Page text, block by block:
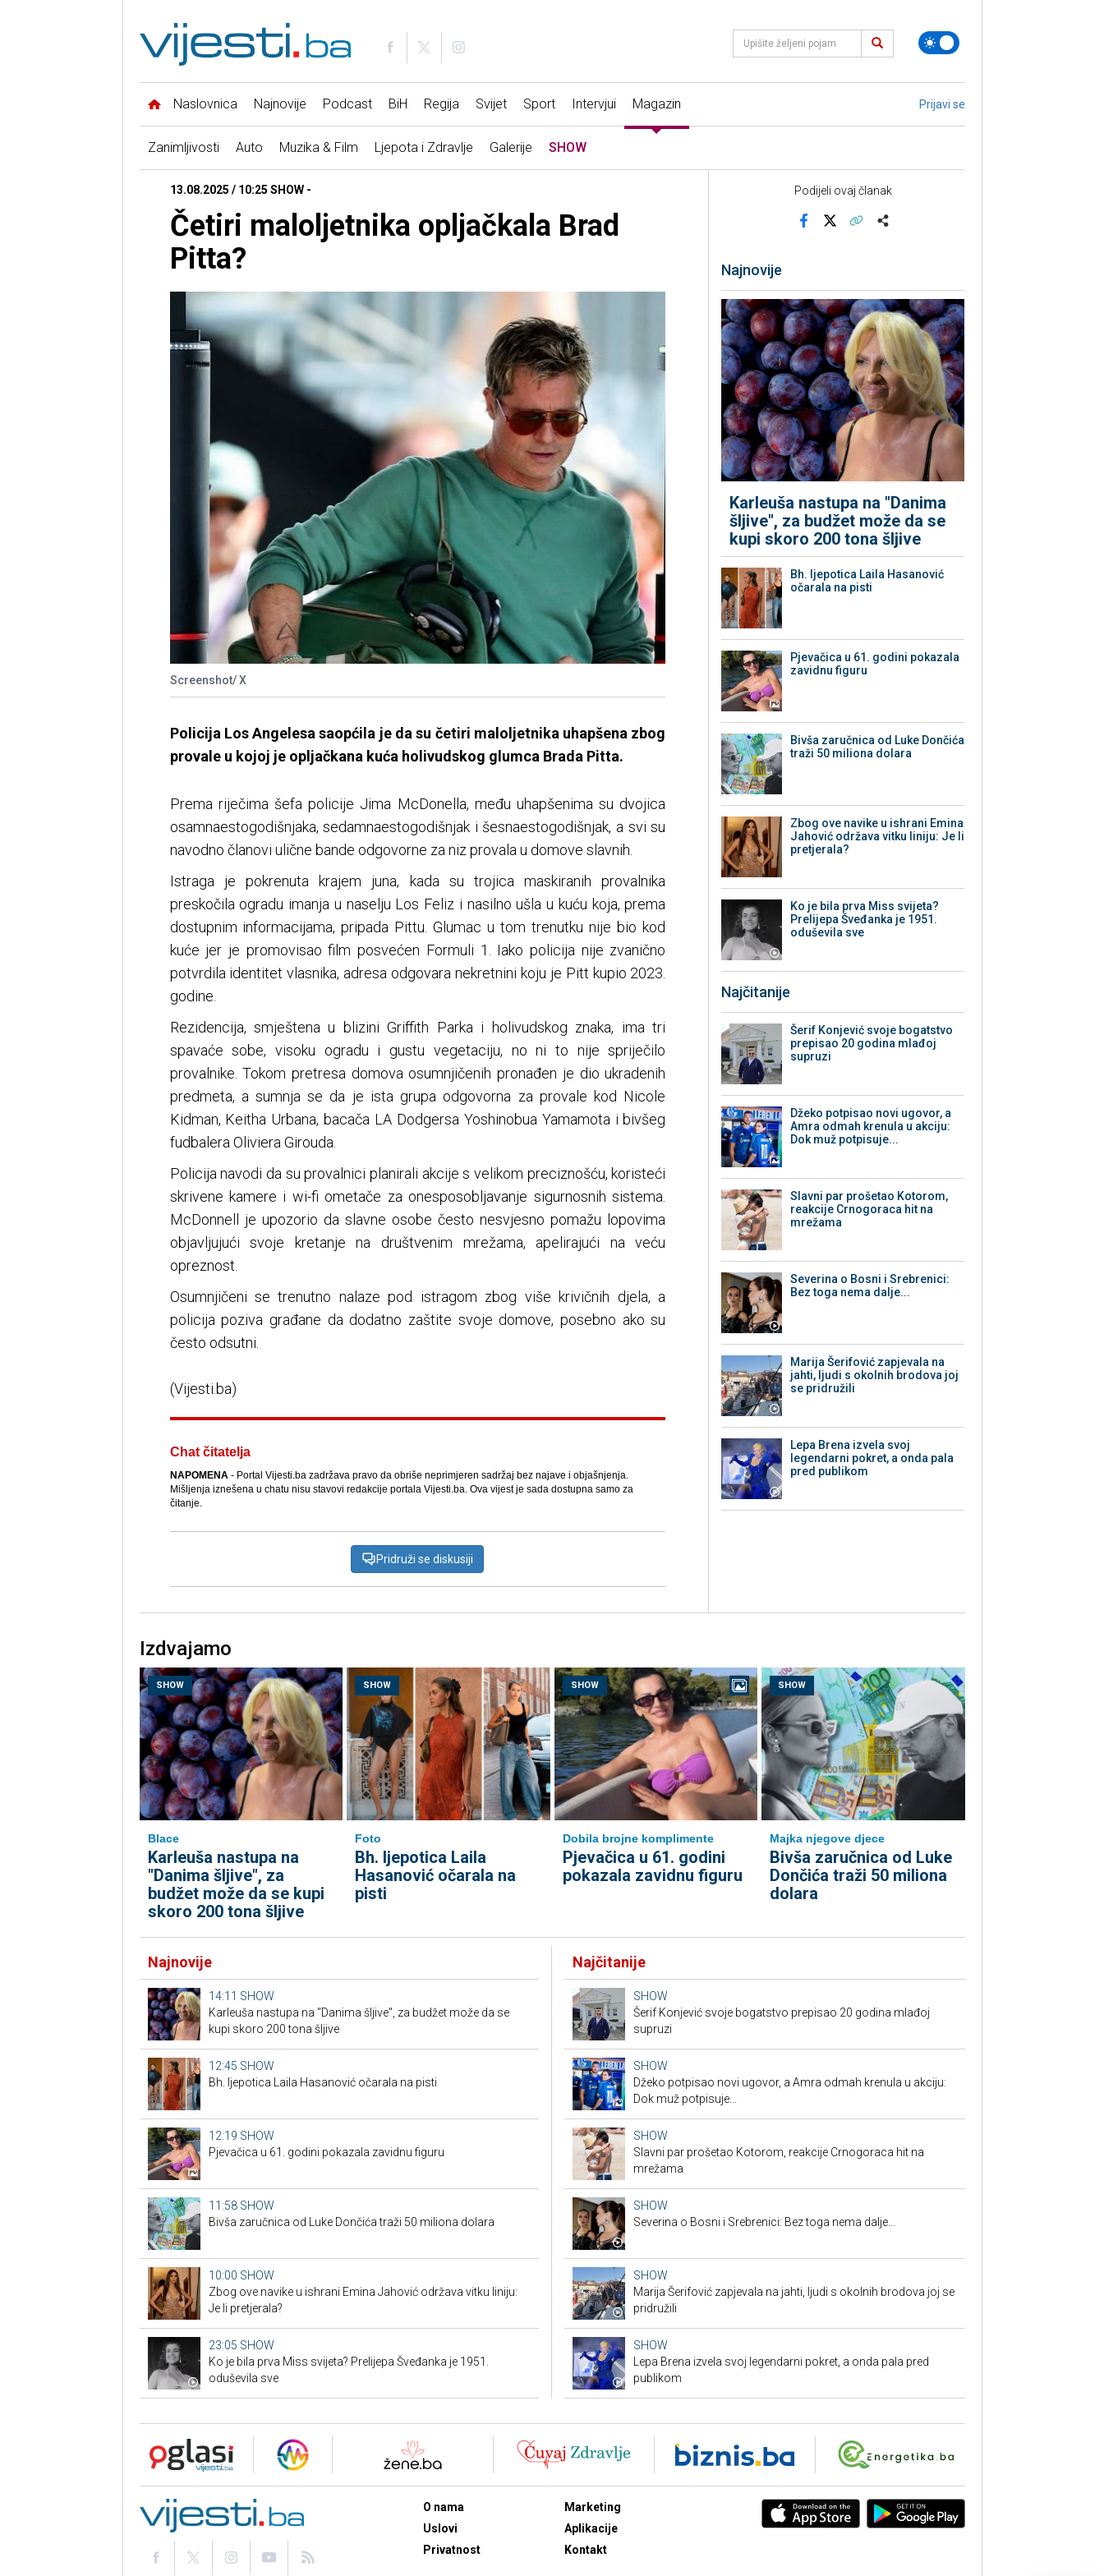
Naslovnica Najnovije Podcast BiH Regija Svijet Sport Intervjui Magazin Prijavi se
Zanimljivosti Auto Muzika & Film Ljepota i Zdravlje Galerije SHOW
13.08.2025 / 10:25 SHOW -
Četiri maloljetnika opljačkala Brad
Pitta?
Screenshot/ X
Policija Los Angelesa saopćila je da su četiri maloljetnika uhapšena zbog
provale u kojoj je opljačkana kuća holivudskog glumca Brada Pitta.
Prema riječima šefa policije Jima McDonella, među uhapšenima su dvojica
osamnaestogodišnjaka, sedamnaestogodišnjak i šesnaestogodišnjak, a svi su
navodno članovi ulične bande odgovorne za niz provala u domove slavnih.
Istraga je pokrenuta krajem juna, kada su trojica maskiranih provalnika
preskočila ogradu imanja u naselju Los Feliz i nasilno ušla u kuću koja, prema
dostupnim informacijama, pripada Pittu. Glumac u tom trenutku nije bio kod
kuće jer je promovisao film posvećen Formuli 1. Iako policija nije zvanično
potvrdila identitet vlasnika, adresa odgovara nekretnini koju je Pitt kupio 2023.
godine.
Rezidencija, smještena u blizini Griffith Parka i holivudskog znaka, ima tri
spavaće sobe, visoku ogradu i gustu vegetaciju, no ni to nije spriječilo
provalnike. Tokom pretresa domova osumnjičenih pronađen je dio ukradenih
predmeta, a sumnja se da je ista grupa odgovorna za provale kod Nicole
Kidman, Keitha Urbana, bacača LA Dodgersa Yoshinobua Yamamota i bivšeg
fudbalera Oliviera Girouda.
Policija navodi da su provalnici planirali akcije s velikom preciznošću, koristeći
skrivene kamere i wi-fi ometače za onesposobljavanje sigurnosnih sistema.
McDonnell je upozorio da slavne osobe često nesvjesno pomažu lopovima
objavljujući svoje kretanje na društvenim mrežama, apelirajući na veću
opreznost.
Osumnjičeni se trenutno nalaze pod istragom zbog više krivičnih djela, a
policija poziva građane da dodatno zaštite svoje domove, posebno ako su
često odsutni.
(Vijesti.ba)
Chat čitatelja
NAPOMENA- Portal Vijesti.ba zadržava pravo da obriše neprimjeren sadržaj bez najave i objašnjenja.
Mišljenja iznešena u chatu nisu stavovi redakcije portala Vijesti.ba. Ova vijest je sada dostupna samo za
čitanje.
Pridruži se diskusiji
Podijeli ovaj članak
Najnovije
Karleuša nastupa na "Danima
šljive", za budžet može da se
kupi skoro 200 tona šljive
Bh. ljepotica Laila Hasanović
očarala na pisti
Pjevačica u 61. godini pokazala
zavidnu figuru
Bivša zaručnica od Luke Dončića
traži 50 miliona dolara
Zbog ove navike u ishrani Emina
Jahović održava vitku liniju: Je li
pretjerala?
Ko je bila prva Miss svijeta?
Prelijepa Šveđanka je 1951.
oduševila sve
Najčitanije
Šerif Konjević svoje bogatstvo
prepisao 20 godina mlađoj
supruzi
Džeko potpisao novi ugovor, a
Amra odmah krenula u akciju:
Dok muž potpisuje...
Slavni par prošetao Kotorom,
reakcije Crnogoraca hit na
mrežama
Severina o Bosni i Srebrenici:
Bez toga nema dalje...
Marija Šerifović zapjevala na
jahti, ljudi s okolnih brodova joj
se pridružili
Lepa Brena izvela svoj
legendarni pokret, a onda pala
pred publikom
Izdvajamo
SHOW
Blace
Karleuša nastupa na
"Danima šljive", za
budžet može da se kupi
skoro 200 tona šljive
SHOW
Foto
Bh. ljepotica Laila
Hasanović očarala na
pisti
SHOW
Dobila brojne komplimente
Pjevačica u 61. godini
pokazala zavidnu figuru
SHOW
Majka njegove djece
Bivša zaručnica od Luke
Dončića traži 50 miliona
dolara
Najnovije
14:11 SHOW
Karleuša nastupa na "Danima šljive", za budžet može da se
kupi skoro 200 tona šljive
12:45 SHOW
Bh. ljepotica Laila Hasanović očarala na pisti
12:19 SHOW
Pjevačica u 61. godini pokazala zavidnu figuru
11:58 SHOW
Bivša zaručnica od Luke Dončića traži 50 miliona dolara
10:00 SHOW
Zbog ove navike u ishrani Emina Jahović održava vitku liniju:
Je li pretjerala?
23:05 SHOW
Ko je bila prva Miss svijeta? Prelijepa Šveđanka je 1951.
oduševila sve
Najčitanije
SHOW
Šerif Konjević svoje bogatstvo prepisao 20 godina mlađoj
supruzi
SHOW
Džeko potpisao novi ugovor, a Amra odmah krenula u akciju:
Dok muž potpisuje...
SHOW
Slavni par prošetao Kotorom, reakcije Crnogoraca hit na
mrežama
SHOW
Severina o Bosni i Srebrenici: Bez toga nema dalje...
SHOW
Marija Šerifović zapjevala na jahti, ljudi s okolnih brodova joj se
pridružili
SHOW
Lepa Brena izvela svoj legendarni pokret, a onda pala pred
publikom
O nama
Uslovi
Privatnost
Marketing
Aplikacije
Kontakt